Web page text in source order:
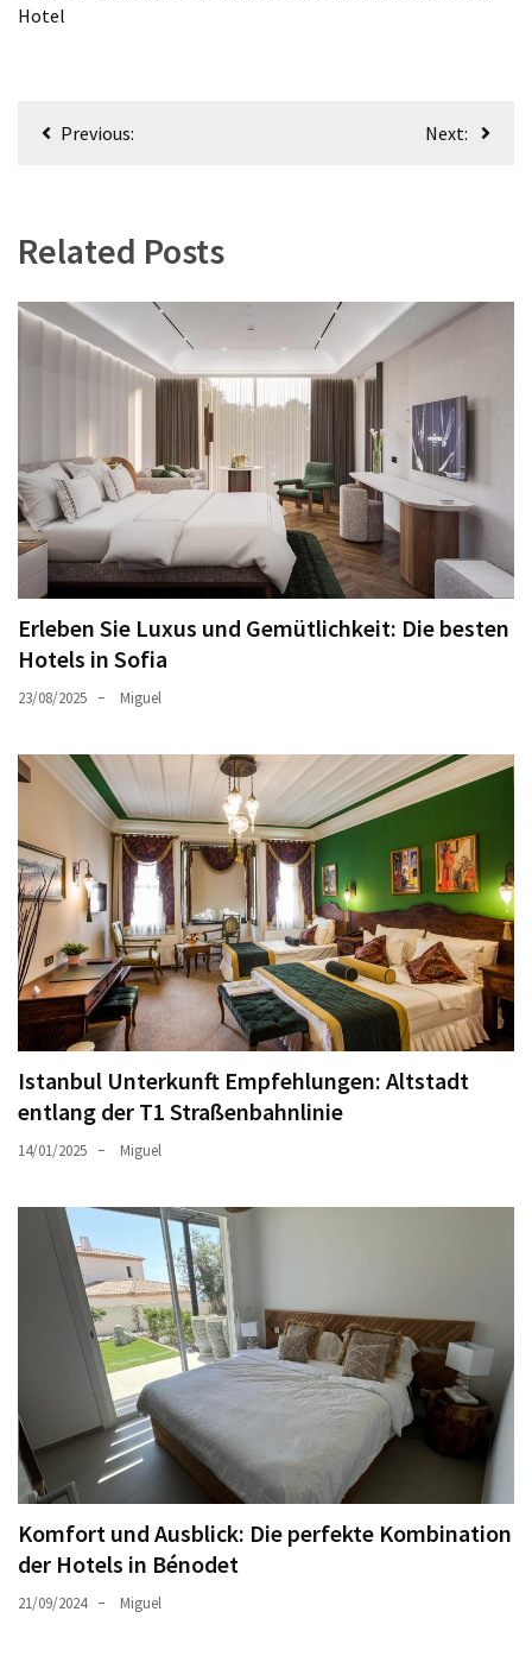
Hotel
Beitragsnavigation
Previous: Next:
Related Posts
Erleben Sie Luxus und Gemütlichkeit: Die besten
Hotels in Sofia
23/08/2025 Miguel
Istanbul Unterkunft Empfehlungen: Altstadt
entlang der T1 Straßenbahnlinie
14/01/2025 Miguel
Komfort und Ausblick: Die perfekte Kombination
der Hotels in Bénodet
21/09/2024 Miguel